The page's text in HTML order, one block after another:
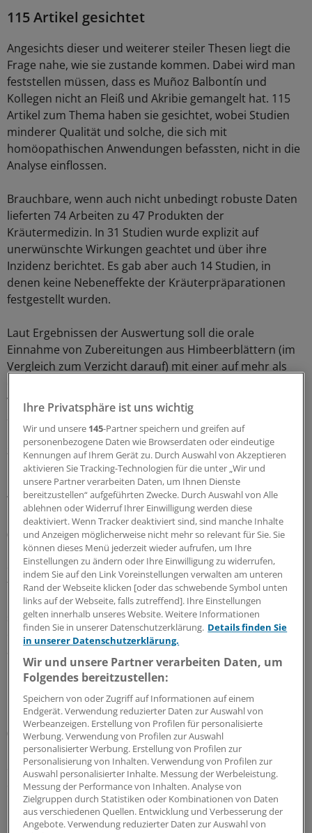
115 Artikel gesichtet
Angesichts dieser und weiterer steiler Thesen liegt die
Frage nahe, wie sie zustande kommen. Dabei wird man
feststellen müssen, dass es Muñoz Balbontín und
Kollegen nicht an Fleiß und Akribie gemangelt hat. 115
Artikel zum Thema haben sie gesichtet, wobei Studien
minderer Qualität und solche, die sich mit
homöopathischen Anwendungen befassten, nicht in die
Analyse einflossen.
Brauchbare, wenn auch nicht unbedingt robuste Daten
lieferten 74 Arbeiten zu 47 Produkten der
Kräutermedizin. In 31 Studien wurde explizit auf
unerwünschte Wirkungen geachtet und über ihre
Inzidenz berichtet. Es gab aber auch 14 Studien, in
denen keine Nebeneffekte der Kräuterpräparationen
festgestellt wurden.
Laut Ergebnissen der Auswertung soll die orale
Einnahme von Zubereitungen aus Himbeerblättern (im
Vergleich zum Verzicht darauf) mit einer auf mehr als
vergesellschaftet sein (adjustierte Odds Ratio [aOR]
3,47). Himbeerblättertee wird unter anderem
nachgesagt, Muttermund und Beckenbodenmuskulatur
zu lockern und dadurch eine schnellere und leichtere
Geburt zu ermöglichen.
Weniger überraschend ist der Befund, dass ausgiebiger
Lakritzverzehr zu vermehrten Frühgeburten beiträgt
(aOR 3,07). Ohnehin wird Schwangeren geraten, auf
Lakritze möglichst zu verzichten. Erstaunlicher ist
dagegen, dass Kamillentee mit einer Konstriktion des
fetalen Ductus arteriosus, erhöhter Frühgeburtsrate,
Größen- und Gewichtsreduktion bei den Neugeborenen
sowie mit einer Kongestion der mütterlichen Brust und
einer um 50 Prozent erhöhten Milchproduktion
assoziiert sein soll.
Lange Liste an Nebenwirkungen
Die Liste möglicher unerwünschter Wirkungen von
(Selbst-)Behandlungen mit kräutermedizinischen
Produkten ist lang und reicht von eher harmlosen
Störungen wie Jucken und Rötung (Aloe), Reflux und
Sodbrennen (Ingwer) zu ernsten Ereignissen wie
Hypospadien, Lippenspalten und hypoplastischem
Linksherzsyndrom (Echinacea).
Ihre Privatsphäre ist uns wichtig
Wir und unsere 145-Partner speichern und greifen auf
personenbezogene Daten wie Browserdaten oder eindeutige
Kennungen auf Ihrem Gerät zu. Durch Auswahl von Akzeptieren
aktivieren Sie Tracking-Technologien für die unter „Wir und
unsere Partner verarbeiten Daten, um Ihnen Dienste
bereitzustellen“ aufgeführten Zwecke. Durch Auswahl von Alle
ablehnen oder Widerruf Ihrer Einwilligung werden diese
deaktiviert. Wenn Tracker deaktiviert sind, sind manche Inhalte
und Anzeigen möglicherweise nicht mehr so relevant für Sie. Sie
können dieses Menü jederzeit wieder aufrufen, um Ihre
Einstellungen zu ändern oder Ihre Einwilligung zu widerrufen,
indem Sie auf den Link Voreinstellungen verwalten am unteren
Rand der Webseite klicken [oder das schwebende Symbol unten
links auf der Webseite, falls zutreffend]. Ihre Einstellungen
gelten innerhalb unseres Website. Weitere Informationen
finden Sie in unserer Datenschutzerklärung. Details finden Sie
in unserer Datenschutzerklärung.
Wir und unsere Partner verarbeiten Daten, um
Folgendes bereitzustellen:
Speichern von oder Zugriff auf Informationen auf einem
Endgerät. Verwendung reduzierter Daten zur Auswahl von
Werbeanzeigen. Erstellung von Profilen für personalisierte
Werbung. Verwendung von Profilen zur Auswahl
personalisierter Werbung. Erstellung von Profilen zur
Personalisierung von Inhalten. Verwendung von Profilen zur
Auswahl personalisierter Inhalte. Messung der Werbeleistung.
Messung der Performance von Inhalten. Analyse von
Zielgruppen durch Statistiken oder Kombinationen von Daten
aus verschiedenen Quellen. Entwicklung und Verbesserung der
Angebote. Verwendung reduzierter Daten zur Auswahl von